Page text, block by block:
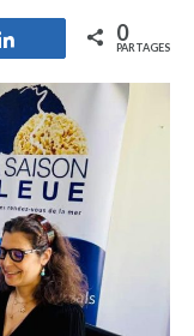
Partagez 0
PARTAGES